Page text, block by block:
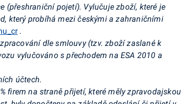
(přeshraniční pojetí). Vylučuje zboží, které je
který probíhá mezi českými a zahraničními
.
dle smlouvy (tzv. zboží zaslané k
vylučováno s přechodem na ESA 2010 a
účtech.
firem na straně přijetí, které měly zpravodajskou